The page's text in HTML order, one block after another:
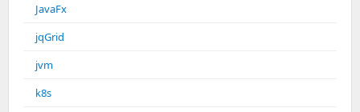
JavaFx
jqGrid
jvm
k8s